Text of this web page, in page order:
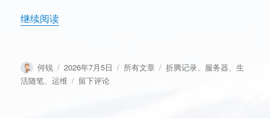
继续阅读
作
者
何锐
发
布
2026年7月5日
分
所有文章
标
折腾记录、 服务器、生
活随笔、运维
于
留下评论